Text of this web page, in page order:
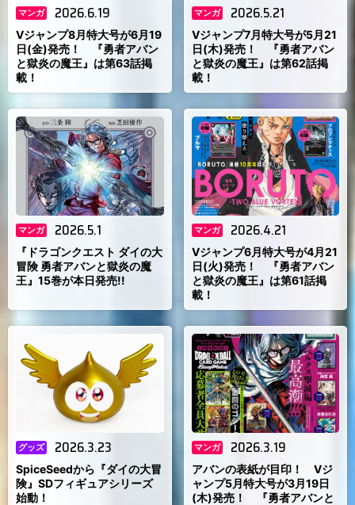
マンガ 2026.6.19
Vジャンプ8月特大号が6月19
日(金)発売！ 『勇者アバン
と獄炎の魔王』は第63話掲
載！
マンガ 2026.5.21
Vジャンプ7月特大号が5月21
日(木)発売！ 『勇者アバン
と獄炎の魔王』は第62話掲
載！
マンガ 2026.5.1
『ドラゴンクエスト ダイの大
冒険 勇者アバンと獄炎の魔
王』15巻が本日発売!!
マンガ 2026.4.21
Vジャンプ6月特大号が4月21
日(火)発売！ 『勇者アバン
と獄炎の魔王』は第61話掲
載！
グッズ 2026.3.23
SpiceSeedから『ダイの大冒
険』SDフィギュアシリーズ
始動！
マンガ 2026.3.19
アバンの表紙が目印！ Vジ
ャンプ5月特大号が3月19日
(木)発売！ 『勇者アバンと